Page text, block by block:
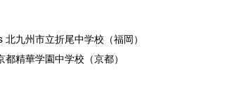
九州市立折尾中学校（福岡）
精華学園中学校（京都）